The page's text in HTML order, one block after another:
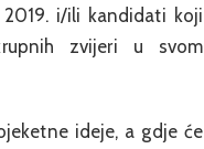
i/ili kandidati koji
zvijeri u svom
ideje, a gdje će